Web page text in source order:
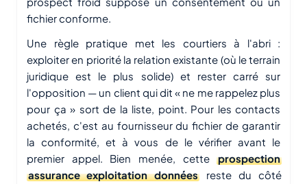
fichier conforme.
Une règle pratique met les courtiers à l'abri :
exploiter en priorité la relation existante (où le terrain
juridique est le plus solide) et rester carré sur
l'opposition — un client qui dit « ne me rappelez plus
pour ça » sort de la liste, point. Pour les contacts
achetés, c'est au fournisseur du fichier de garantir
la conformité, et à vous de le vérifier avant le
premier appel. Bien menée, cetteprospection
assurance exploitation donnéesreste du côté